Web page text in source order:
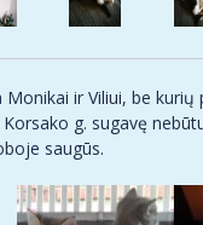
Monikai ir Viliui, be kurių
g. sugavę
saugūs.